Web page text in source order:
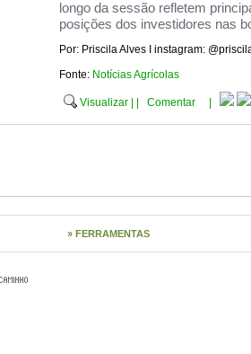
longo da sessão refletem
posições dos investidores nas
Por: Priscila Alves I instagram:
Fonte: Notícias Agrícolas
Visualizar Comentar
FERRAMENTAS